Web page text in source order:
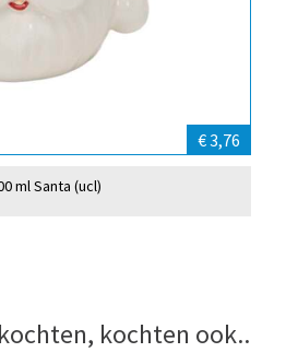
€ 3,76
ml Santa (ucl)
kochten ook..